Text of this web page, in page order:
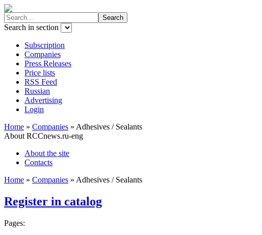
Search in section
Subscription
Companies
Press Releases
Price lists
RSS Feed
Russian
Advertising
Login
Home » Companies » Adhesives / Sealants
About RCCnews.ru-eng
About the site
Contacts
Home » Companies » Adhesives / Sealants
Register in catalog
Pages: